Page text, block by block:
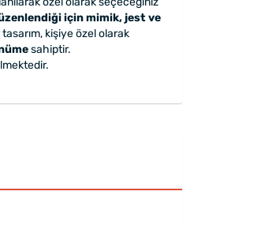
için mimik, jest ve
kişiye özel olarak
sahiptir.